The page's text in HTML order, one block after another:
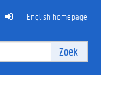
Zoek
English homepage